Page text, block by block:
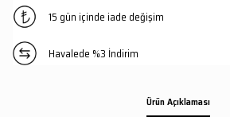
15 gün içinde iade değişim
Havalede %3 İndirim
Ürün Açıklaması